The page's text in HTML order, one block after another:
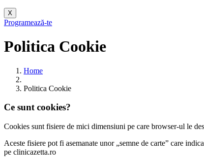
X
Programează-te
Politica Cookie
Home
Politica Cookie
Ce sunt cookies?
Cookies sunt fisiere de mici dimensiuni pe care browser-ul le
Aceste fisiere pot fi asemanate unor „semne de carte” care
pe clinicazetta.ro